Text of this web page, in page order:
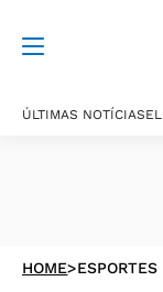
ÚLTIMAS NOTÍCIAS
HOME>ESPORTES